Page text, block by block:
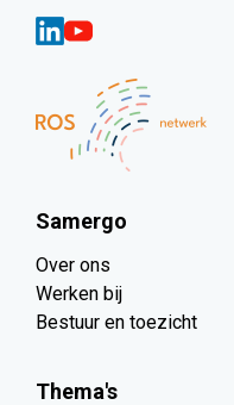
Samergo
Over ons
Werken bij
Bestuur en toezicht
Thema's